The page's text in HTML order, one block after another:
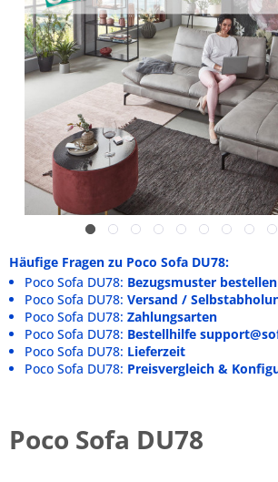
Häufige Fragen zu Poco Sofa DU78:
Poco Sofa DU78: Bezugsmuster bestellen
Poco Sofa DU78: Versand /
Poco Sofa DU78: Zahlungsarten
Poco Sofa DU78: Bestellhilfe
Poco Sofa DU78: Lieferzeit
Poco Sofa DU78: Preisvergleich &
Poco Sofa DU78